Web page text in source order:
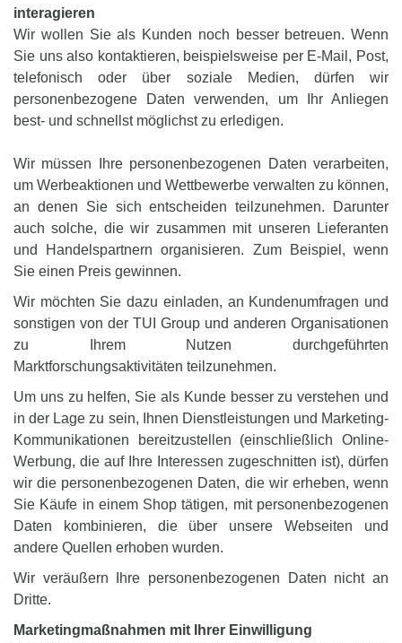
interagieren
Wir wollen Sie als Kunden noch besser betreuen. Wenn
Sie uns also kontaktieren, beispielsweise per E-Mail, Post,
telefonisch oder über soziale Medien, dürfen wir
personenbezogene Daten verwenden, um Ihr Anliegen
best- und schnellst möglichst zu erledigen.
Wir müssen Ihre personenbezogenen Daten verarbeiten,
um Werbeaktionen und Wettbewerbe verwalten zu können,
an denen Sie sich entscheiden teilzunehmen. Darunter
auch solche, die wir zusammen mit unseren Lieferanten
und Handelspartnern organisieren. Zum Beispiel, wenn
Sie einen Preis gewinnen.
Wir möchten Sie dazu einladen, an Kundenumfragen und
sonstigen von der TUI Group und anderen Organisationen
zu Ihrem Nutzen durchgeführten
Marktforschungsaktivitäten teilzunehmen.
Um uns zu helfen, Sie als Kunde besser zu verstehen und
in der Lage zu sein, Ihnen Dienstleistungen und Marketing-
Kommunikationen bereitzustellen (einschließlich Online-
Werbung, die auf Ihre Interessen zugeschnitten ist), dürfen
wir die personenbezogenen Daten, die wir erheben, wenn
Sie Käufe in einem Shop tätigen, mit personenbezogenen
Daten kombinieren, die über unsere Webseiten und
andere Quellen erhoben wurden.
Wir veräußern Ihre personenbezogenen Daten nicht an
Dritte.
Marketingmaßnahmen mit Ihrer Einwilligung